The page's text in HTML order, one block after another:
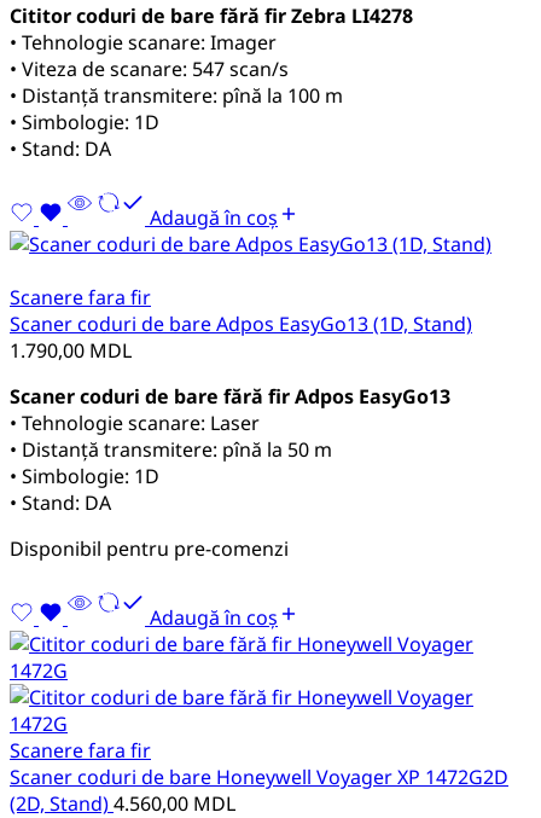
Cititor coduri de bare fără fir Zebra LI4278
• Tehnologie scanare: Imager
• Viteza de scanare: 547 scan/s
• Distanță transmitere: pînă la 100 m
• Simbologie: 1D
• Stand: DA
Adaugă în coș
Scanere fara fir
Scaner coduri de bare Adpos EasyGo13 (1D, Stand)
1.790,00 MDL
Scaner coduri de bare fără fir Adpos EasyGo13
• Tehnologie scanare: Laser
• Distanță transmitere: pînă la 50 m
• Simbologie: 1D
• Stand: DA
Disponibil pentru pre-comenzi
Adaugă în coș
Scanere fara fir
Scaner coduri de bare Honeywell Voyager XP 1472G2D
(2D, Stand)4.560,00 MDL